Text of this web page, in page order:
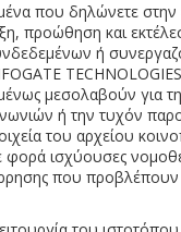
που δηλώνετε
προώθηση και
ή
TECHNOLOGIES)
μεσολαβούν για
ή την τυχόν
του αρχείου
ισχύουσες
που